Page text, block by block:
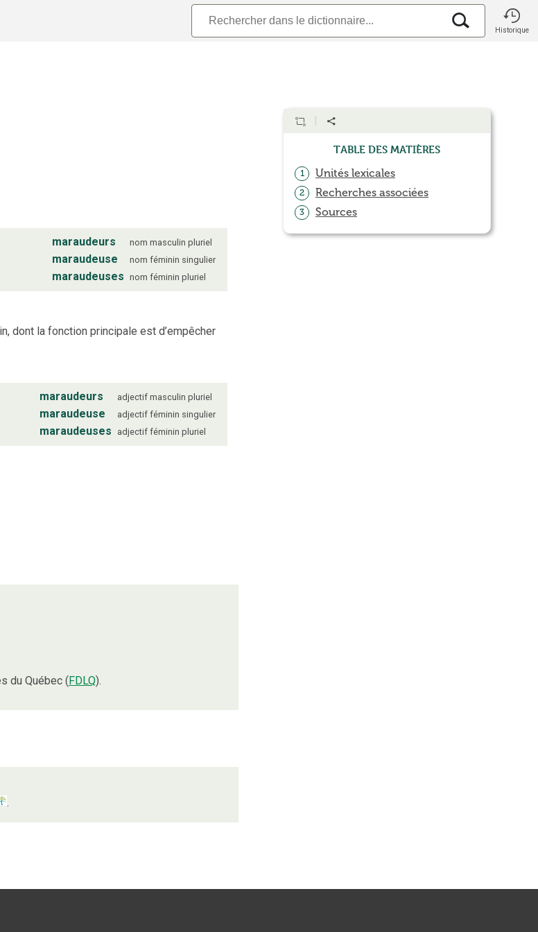
Historique
maraudeurs nom masculin pluriel
maraudeuse nom féminin singulier
maraudeuses nom féminin pluriel
dont la fonction principale est d’empêcher
maraudeurs adjectif masculin pluriel
maraudeuse adjectif féminin singulier
maraudeuses adjectif féminin pluriel
du Québec (FDLQ).
.
Table des matières
1 Unités lexicales
2 Recherches associées
3 Sources